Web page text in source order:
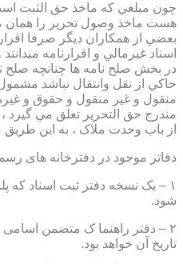
چون مبلغي كه ماخذ حق الثبت
هست ماخذ وصول تحرير را همان
بعضي از همكاران ديگر صرفا
اسناد غيرمالي و اقرارنامه
در بخش صلح نامه ها چنانچه صلح
حاكي از نقل وانتقال نباشد
منقول و غير منقول و حقوق و
مندرج حق التحرير تعلق مي گيرد ،
از باب وحدت ملاک ، به این
دفاتر موجود در دفترخانه های
۱ – یک نسخه دفتر ثبت اسناد
شود.
۲ – دفتر راهنما ک متضمن
تاریخ آن خواهد بود.